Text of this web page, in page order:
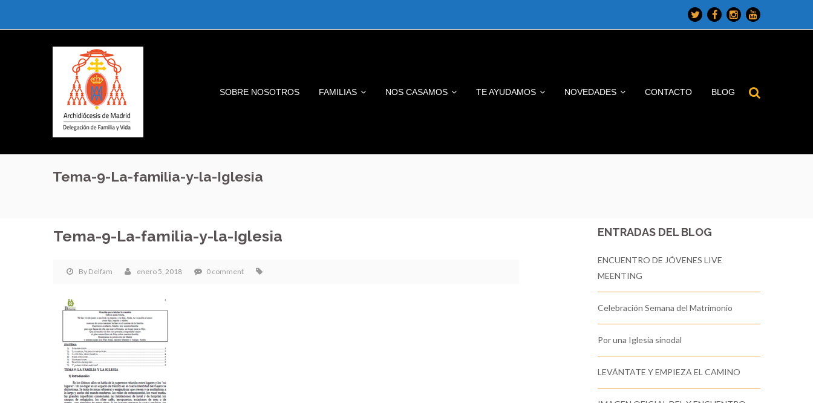
Twitter
Profile
Facebook
Profile
Instagram
Profile
Youtube
Profile
SOBRE NOSOTROS FAMILIAS NOS CASAMOS TE AYUDAMOS NOVEDADES CONTACTO BLOG
Tema-9-La-familia-y-la-Iglesia
Tema-9-La-familia-y-la-Iglesia
By Delfam enero 5, 2018 0 comment
ENTRADAS DEL BLOG
ENCUENTRO DE JÓVENES LIVE
MEENTING
Celebración Semana del Matrimonio
Por una Iglesia sinodal
LEVÁNTATE Y EMPIEZA EL CAMINO